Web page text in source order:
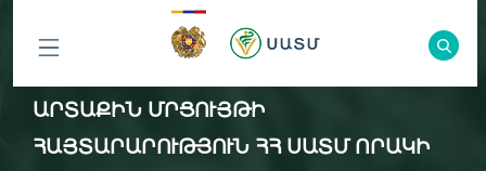
ԲՈԼՈՐ
ԲԱԺԻՆՆԵՐԸ
ԱՐՏԱՔԻՆ ՄՐՑՈՒՅԹԻ
ՀԱՅՏԱՐԱՐՈՒԹՅՈՒՆ ՀՀ ՍԱՏՄ ՈՐԱԿԻ